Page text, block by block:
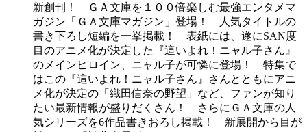
新創刊！ ＧＡ文庫を１００倍楽しむ最強エンタメマ
ガジン「ＧＡ文庫マガジン」登場！ 人気タイトルの
書き下ろし短編を一挙掲載！ 表紙には、遂にSAN度
目のアニメ化が決定した『這いよれ！ニャル子さん』
のメインヒロイン、ニャル子が可憐に登場！ 特集で
はこの『這いよれ！ニャル子さん』さんとともにアニ
メ化が決定の「織田信奈の野望」など、ファンが知り
たい最新情報が盛りだくさん！ さらにＧＡ文庫の人
気シリーズを6作品書きおろし掲載！ 新展開から目が